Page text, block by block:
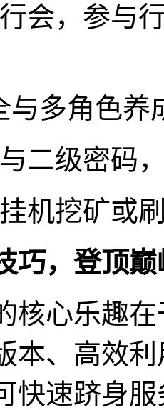
会，参与
与多角色养
二级密码
机挖矿或
巧，登顶巅
核心乐趣
本、高效
快速跻身